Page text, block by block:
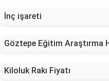
İnç işareti
Göztepe Eğitim Araştırma
Kiloluk Rakı Fiyatı